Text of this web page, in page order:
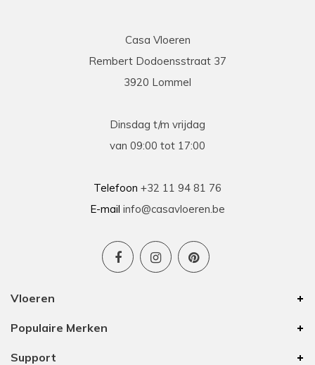
Casa Vloeren
Rembert Dodoensstraat 37
3920 Lommel
Dinsdag t/m vrijdag
van 09:00 tot 17:00
Telefoon +32 11 94 81 76
E-mail info@casavloeren.be
Vloeren
Populaire Merken
Support